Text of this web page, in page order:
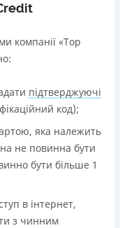
компанії «Top
підтверджуючі
код);
яка належить
не повинна бути
бути більше 1
в інтернет,
з чинним